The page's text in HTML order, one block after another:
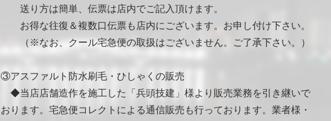
送り方は簡単、伝票は店内でご記入頂けます。
お得な往復＆複数口伝票も店内にございます。お申し付け下さい。
（※なお、クール宅急便の取扱はございません。ご了承下さい。）
③アスファルト防水刷毛・ひしゃくの販売
◆当店店舗造作を施工した「兵頭技建」様より販売業務を引き継いで
おります。宅急便コレクトによる通信販売も行っております。業者様・